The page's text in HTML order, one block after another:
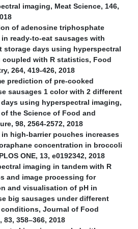
imaging, Meat Science, 146,
of adenosine triphosphate
ready-to-eat sausages with
storage days using hyperspectral
coupled with R statistics, Food
264, 419-426, 2018
prediction of pre-cooked
sausages 1 color with 2 different
using hyperspectral imaging,
the Science of Food and
98, 2564-2572, 2018
in high-barrier pouches increases
concentration in broccoli
ONE, 13, e0192342, 2018
imaging in tandem with R
and image processing for
and visualisation of pH in
big sausages under different
Journal of Food
83, 358–366, 2018